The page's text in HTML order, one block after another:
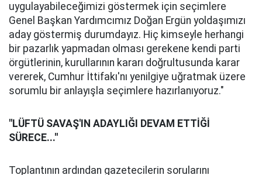
uygulayabileceğimizi göstermek için seçimlere
Genel Başkan Yardımcımız Doğan Ergün yoldaşımızı
aday göstermiş durumdayız. Hiç kimseyle herhangi
bir pazarlık yapmadan olması gerekene kendi parti
örgütlerinin, kurullarının kararı doğrultusunda karar
vererek, Cumhur İttifakı'nı yenilgiye uğratmak üzere
sorumlu bir anlayışla seçimlere hazırlanıyoruz."
"LÜFTÜ SAVAŞ'IN ADAYLIĞI DEVAM ETTİĞİ
SÜRECE...''
Toplantının ardından gazetecilerin sorularını